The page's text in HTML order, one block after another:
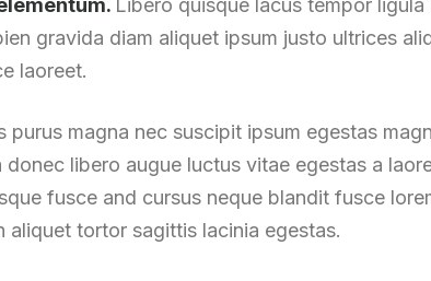
Libero quisque lacus tempor
gravida diam aliquet ipsum justo ultrices
laoreet.
magna nec suscipit ipsum egestas
libero augue luctus vitae egestas a
fusce and cursus neque blandit fusce
aliquet tortor sagittis lacinia egestas.